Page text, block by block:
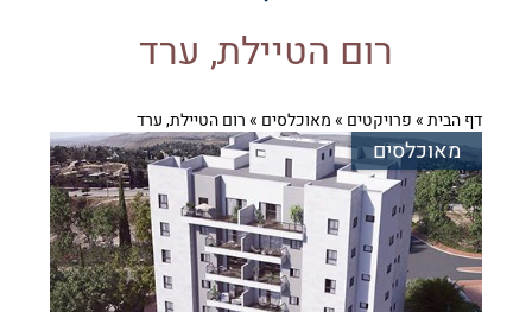
רום הטיילת, ערד
דף הבית»פרויקטים »מאוכלסים »רום הטיילת, ערד
מאוכלסים